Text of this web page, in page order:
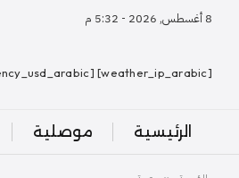
8 أغسطس, 2026 - 5:32 م
[weather_ip_arabic] [currency_usd_arabic]
الرئيسية موصلية